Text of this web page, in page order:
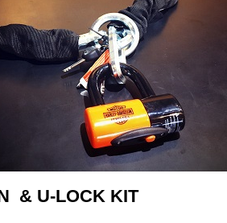
& U-LOCK KIT